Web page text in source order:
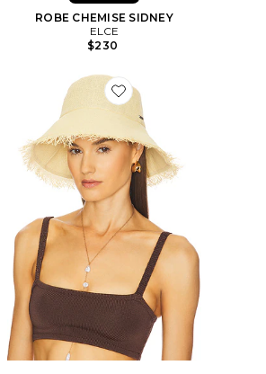
ROBE CHEMISE SIDNEY
ELCE
$230
Favorite BOB